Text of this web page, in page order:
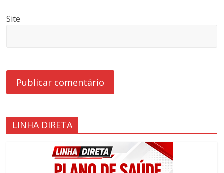
Site
LINHA DIRETA